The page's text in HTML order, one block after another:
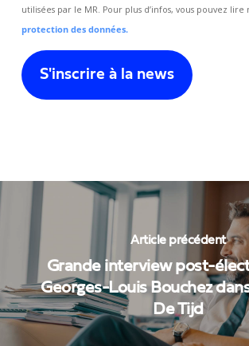
utilisées par le MR. Pour plus d’infos, vous pouvez
protection des données.
Article précédent
Grande interview post-
Georges-Louis Bouchez
De Tijd